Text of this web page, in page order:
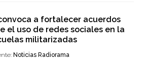
a fortalecer acuerdos
el uso de redes sociales en la
militarizadas
Noticias Radiorama